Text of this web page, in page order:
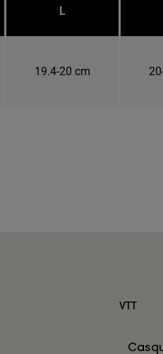
L
19.4-20 cm
VTT